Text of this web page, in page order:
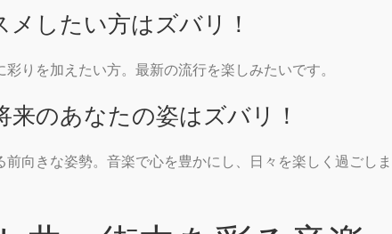
したい方はズバリ！
りを加えたい方。最新の流行を楽しみたいです。
のあなたの姿はズバリ！
向きな姿勢。音楽で心を豊かにし、日々を楽しく過ごしま